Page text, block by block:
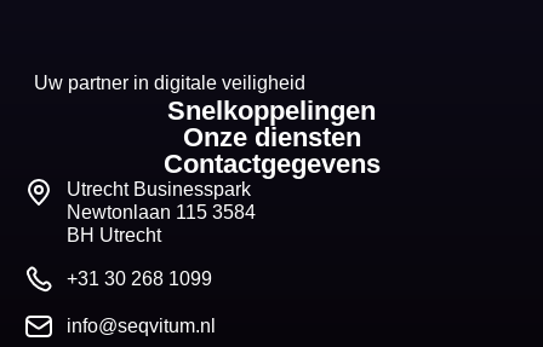
Uw partner in digitale veiligheid
Snelkoppelingen
Onze diensten
Contactgegevens
Utrecht Businesspark
Newtonlaan 115 3584
BH Utrecht
+31 30 268 1099
info@seqvitum.nl